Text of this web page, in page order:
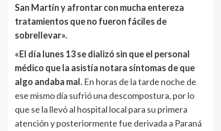
San Martín y afrontar con mucha entereza
tratamientos que no fueron fáciles de
sobrellevar».
«El día lunes 13 se dializó sin que el personal
médico que la asistía notara síntomas de que
algo andaba mal. En horas de la tarde noche de
ese mismo día sufrió una descompostura, por lo
que se la llevó al hospital local para su primera
atención y posteriormente fue derivada a Paraná